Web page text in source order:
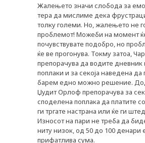
Жалењето значи слобода за
тера да мислиме дека
толку големи. Но, жалењето не
проблемот! Можеби на момент
почувствувате подобро, но
ќе ве прогонува. Токму затоа,
препорачува да водите дневник
поплаки и за секоја наведена да
барем едно можно решение.
Џудит Орлоф препорачува за
споделена поплака да платите
ги тргате настрана или ќе ги
Износот на пари не треба да
ниту низок, од 50 до 100 денари
прифатлива сума.